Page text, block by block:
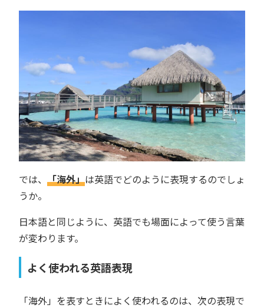
では、 「海外」は英語でどのように表現するのでしょ
うか。
日本語と同じように、英語でも場面によって使う言葉
が変わります。
よく使われる英語表現
「海外」を表すときによく使われるのは、次の表現で